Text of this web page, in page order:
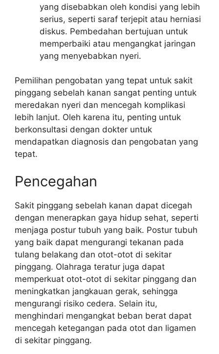
yang disebabkan oleh kondisi yang lebih
serius, seperti saraf terjepit atau herniasi
diskus. Pembedahan bertujuan untuk
memperbaiki atau mengangkat jaringan
yang menyebabkan nyeri.
Pemilihan pengobatan yang tepat untuk sakit
pinggang sebelah kanan sangat penting untuk
meredakan nyeri dan mencegah komplikasi
lebih lanjut. Oleh karena itu, penting untuk
berkonsultasi dengan dokter untuk
mendapatkan diagnosis dan pengobatan yang
tepat.
Pencegahan
Sakit pinggang sebelah kanan dapat dicegah
dengan menerapkan gaya hidup sehat, seperti
menjaga postur tubuh yang baik. Postur tubuh
yang baik dapat mengurangi tekanan pada
tulang belakang dan otot-otot di sekitar
pinggang. Olahraga teratur juga dapat
memperkuat otot-otot di sekitar pinggang dan
meningkatkan jangkauan gerak, sehingga
mengurangi risiko cedera. Selain itu,
menghindari mengangkat beban berat dapat
mencegah ketegangan pada otot dan ligamen
di sekitar pinggang.